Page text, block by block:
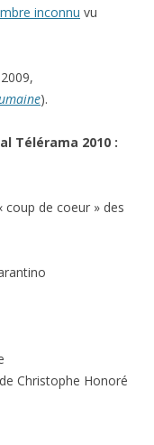
inconnu vu
).
Télérama 2010 :
coup de coeur » des
de Christophe Honoré